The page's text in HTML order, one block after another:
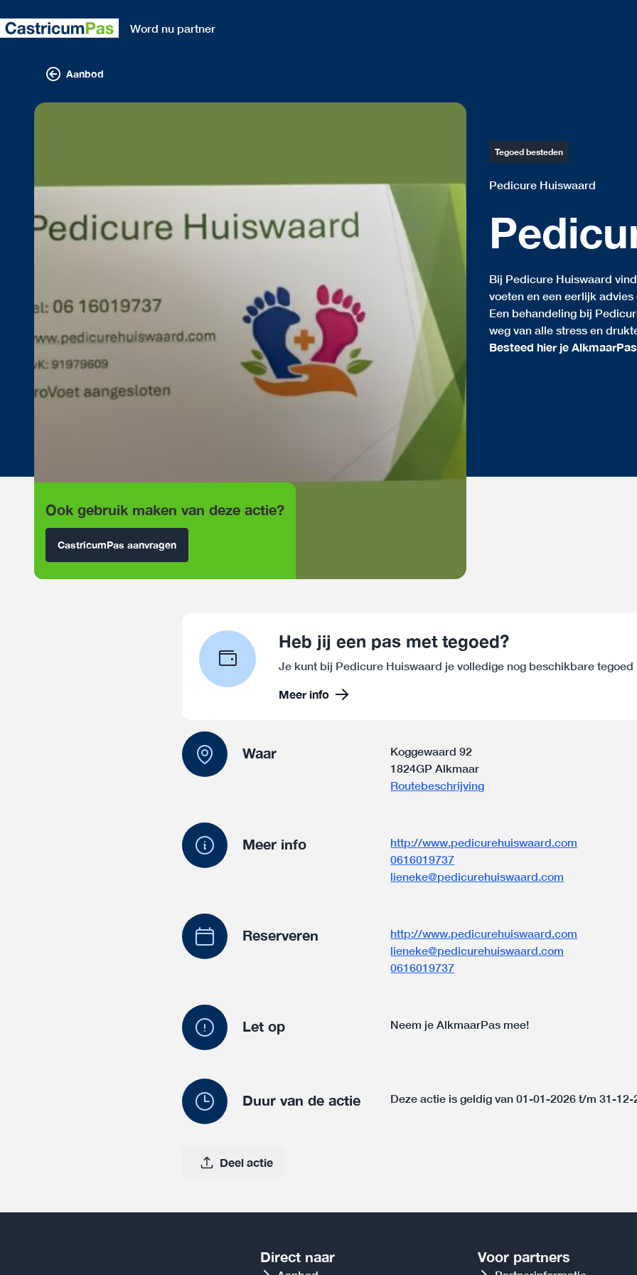
Word nu partner
Aanbod
Tegoed besteden
Pedicure Huiswaard
Bij Pedicure Huiswaard
voeten en een eerlijk
Een behandeling bij
weg van alle stress en
Besteed hier je
Ook gebruik maken van deze actie?
CastricumPas aanvragen
Heb jij een pas met tegoed?
Je kunt bij Pedicure Huiswaard je volledige nog beschikbare tegoed
Meer info
Waar
Koggewaard 92
1824GP Alkmaar
Routebeschrijving
Meer info
http://www.pedicurehuiswaard.com
0616019737
lieneke@pedicurehuiswaard.com
Reserveren
http://www.pedicurehuiswaard.com
lieneke@pedicurehuiswaard.com
0616019737
Let op Neem je AlkmaarPas mee!
Duur van de actie Deze actie is geldig van 01-01-2026 t/m 31-12-
Deel actie
Direct naar Voor partners